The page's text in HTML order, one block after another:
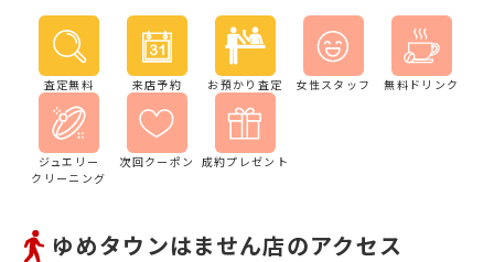
査定無料 来店予約 お預かり査定 女性スタッフ 無料ドリンク
ジュエリー
クリーニング
次回クーポン 成約プレゼント
ゆめタウンはません店のアクセス